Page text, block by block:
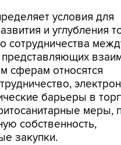
условия для
и углубления
сотрудничества
сферам относятся
барьеры в
меры,
собственность,
закупки.